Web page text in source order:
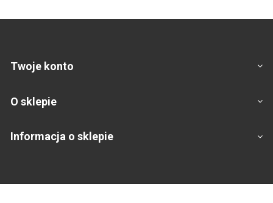
Twoje konto
O sklepie
Informacja o sklepie